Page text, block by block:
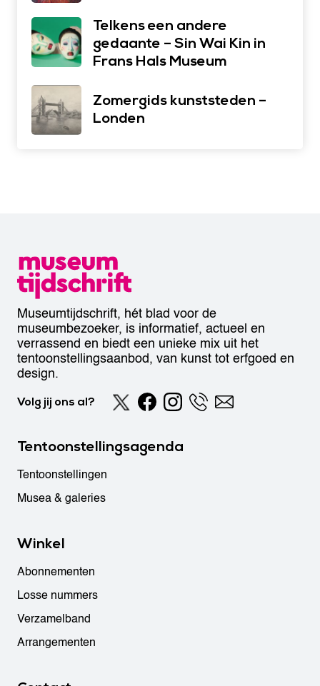
Telkens een andere
gedaante – Sin Wai Kin in
Frans Hals Museum
Zomergids kunststeden –
Londen
Museumtijdschrift, hét blad voor de
museumbezoeker, is informatief, actueel en
verrassend en biedt een unieke mix uit het
tentoonstellingsaanbod, van kunst tot erfgoed en
design.
Volg jij ons al?
Tentoonstellingsagenda
Tentoonstellingen
Musea & galeries
Winkel
Abonnementen
Losse nummers
Verzamelband
Arrangementen